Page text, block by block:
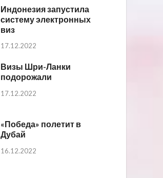
Индонезия запустила
систему электронных
виз
17.12.2022
Визы Шри-Ланки
подорожали
17.12.2022
«Победа» полетит в
Дубай
16.12.2022